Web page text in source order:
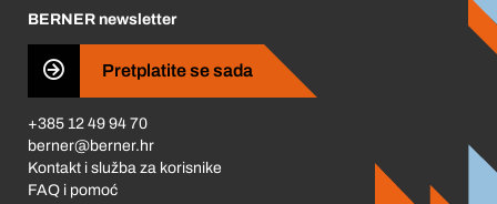
Business Conduct
BERNER newsletter
Pretplatite se sada
+385 12 49 94 70
berner@berner.hr
Kontakt i služba za korisnike
FAQ i pomoć